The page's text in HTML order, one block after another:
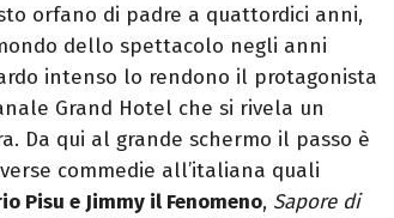
orfano di padre a quattordici anni,
dello spettacolo negli anni
intenso lo rendono il protagonista
Grand Hotel che si rivela un
Da qui al grande schermo il passo è
commedie all’italiana quali
Pisu e Jimmy il Fenomeno, Sapore di